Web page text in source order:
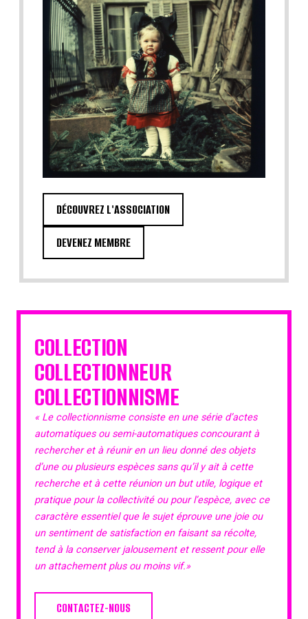
DÉCOUVREZ L'ASSOCIATION
DEVENEZ MEMBRE
COLLECTION
COLLECTIONNEUR
COLLECTIONNISME
« Le collectionnisme consiste en une série d’actes
automatiques ou semi-automatiques concourant à
rechercher et à réunir en un lieu donné des objets
d’une ou plusieurs espèces sans qu’il y ait à cette
recherche et à cette réunion un but utile, logique et
pratique pour la collectivité ou pour l’espèce, avec ce
caractère essentiel que le sujet éprouve une joie ou
un sentiment de satisfaction en faisant sa récolte,
tend à la conserver jalousement et ressent pour elle
un attachement plus ou moins vif.»
CONTACTEZ-NOUS